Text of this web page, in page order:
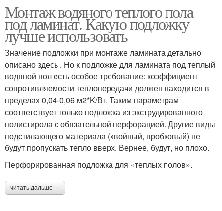
Монтаж водяного теплого пола
под ламинат. Какую подложку
лучше использовать
Значение подложки при монтаже ламината детально
описано здесь . Но к подложке для ламината под теплый
водяной пол есть особое требование: коэффициент
сопротивляемости теплопередачи должен находится в
пределах 0,04-0,06 м2*K/Вт. Таким параметрам
соответствует только подложка из экструдированного
полистирола с обязательной перфорацией. Другие виды
подстилающего материала (хвойный, пробковый) не
будут пропускать тепло вверх. Вернее, будут, но плохо.
Перфорированная подложка для «теплых полов».
читать дальше →